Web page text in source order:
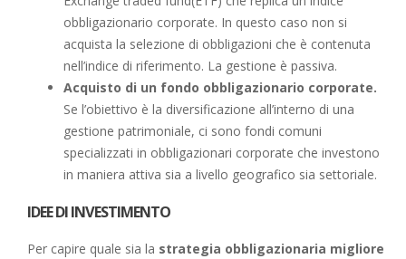
obbligazionario corporate. In questo caso non si
acquista la selezione di obbligazioni che è contenuta
nell’indice di riferimento. La gestione è passiva.
Acquisto di un fondo obbligazionario corporate.
Se l’obiettivo è la diversificazione all’interno di una
gestione patrimoniale, ci sono fondi comuni
specializzati in obbligazionari corporate che investono
in maniera attiva sia a livello geografico sia settoriale.
IDEE DI INVESTIMENTO
Per capire quale sia la strategia obbligazionaria migliore